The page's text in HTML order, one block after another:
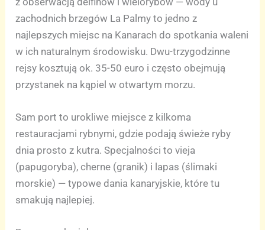
zachodnich brzegów La Palmy to jedno z
najlepszych miejsc na Kanarach do spotkania waleni
w ich naturalnym środowisku. Dwu-trzygodzinne
rejsy kosztują ok. 35-50 euro i często obejmują
przystanek na kąpiel w otwartym morzu.
Sam port to urokliwe miejsce z kilkoma
restauracjami rybnymi, gdzie podają świeże ryby
dnia prosto z kutra. Specjalności to vieja
(papugoryba), cherne (granik) i lapas (ślimaki
morskie) — typowe dania kanaryjskie, które tu
smakują najlepiej.